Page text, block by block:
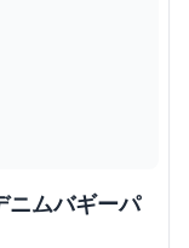
ニムバギーパ